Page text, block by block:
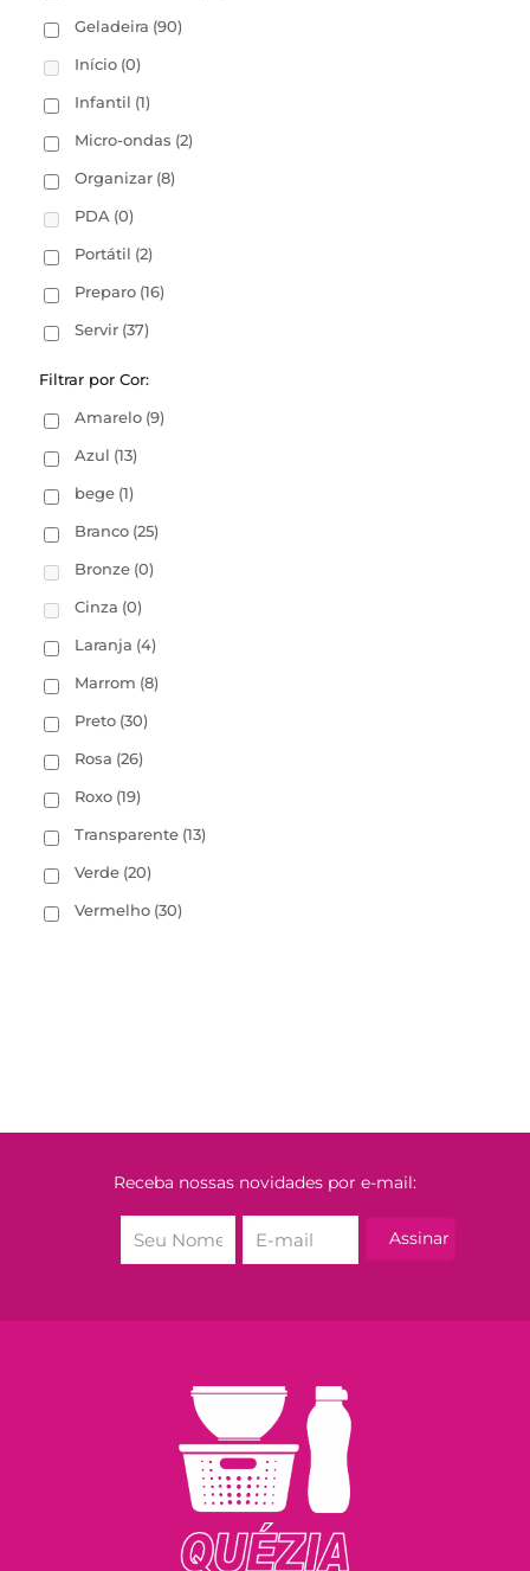
Geladeira (90)
Início (0)
Infantil (1)
Micro-ondas (2)
Organizar (8)
PDA (0)
Portátil (2)
Preparo (16)
Servir (37)
Filtrar por Cor:
Amarelo (9)
Azul (13)
bege (1)
Branco (25)
Bronze (0)
Cinza (0)
Laranja (4)
Marrom (8)
Preto (30)
Rosa (26)
Roxo (19)
Transparente (13)
Verde (20)
Vermelho (30)
Receba nossas novidades por e-mail: